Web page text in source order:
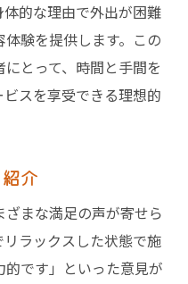
的な理由で外出が困難
験を提供します。この
とって、時間と手間を
スを享受できる理想的
介
まな満足の声が寄せら
ラックスした状態で施
です」といった意見が